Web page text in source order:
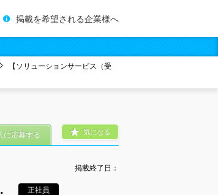
掲載を希望される企業様へ
【ソリューションサービス（受
掲載終了日：
正社員
気になる
に応募する